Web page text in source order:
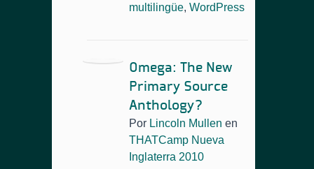
multilingüe, WordPress
Omega: The New
Primary Source
Anthology?
Por Lincoln Mullen en
THATCamp Nueva
Inglaterra 2010